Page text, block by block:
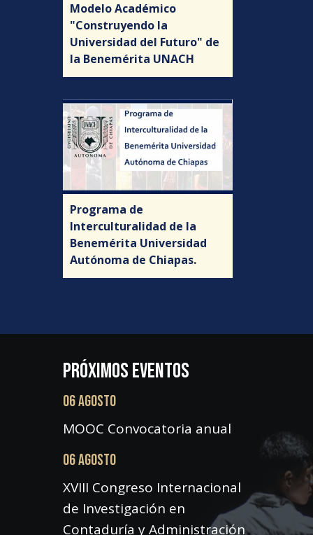
Modelo Académico
"Construyendo la
Universidad del Futuro" de
la Benemérita UNACH
Programa de
Interculturalidad de la
Benemérita Universidad
Autónoma de Chiapas.
PRÓXIMOS EVENTOS
06 AGOSTO
MOOC Convocatoria anual
06 AGOSTO
XVIII Congreso Internacional
de Investigación en
Contaduría y Administración